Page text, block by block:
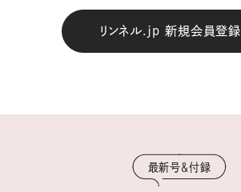
リンネル.jp 新規会員登録
最新号＆付録